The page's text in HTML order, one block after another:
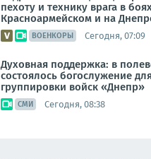
пехоту и технику врага в
Красноармейском и на
ВОЕНКОРЫ Сегодня, 07:09
Духовная поддержка: в
состоялось богослужение
группировки войск «Днепр»
СМИ Сегодня, 08:38